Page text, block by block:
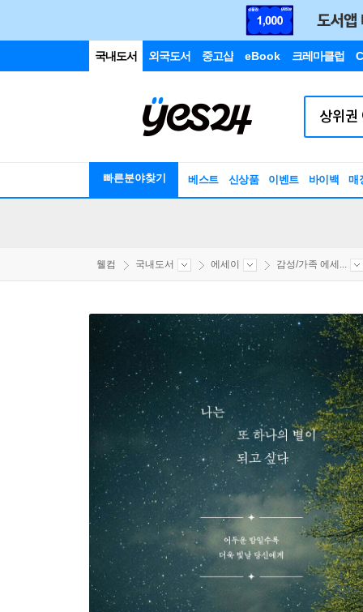
국내도서 외국도서 중고샵 eBook 크레마클럽
빠른분야찾기 베스트 신상품 이벤트 바이백 매
웰컴 국내도서 에세이 감성/가족 에세...